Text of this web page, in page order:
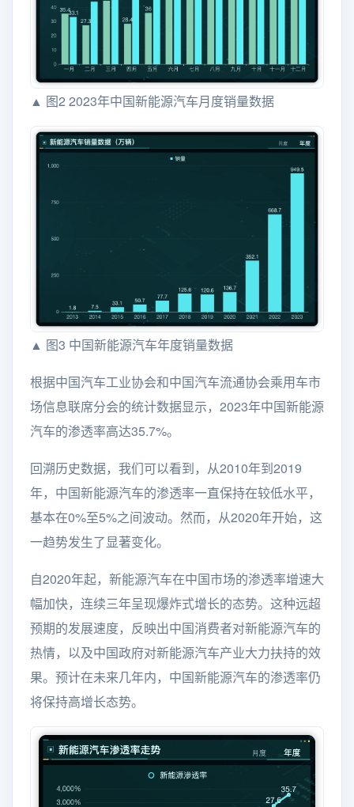
▲ 图2 2023年中国新能源汽车月度销量数据
▲ 图3 中国新能源汽车年度销量数据
根据中国汽车工业协会和中国汽车流通协会乘用车市
场信息联席分会的统计数据显示，2023年中国新能源
汽车的渗透率高达35.7%。
回溯历史数据，我们可以看到，从2010年到2019
年，中国新能源汽车的渗透率一直保持在较低水平，
基本在0%至5%之间波动。然而，从2020年开始，这
一趋势发生了显著变化。
自2020年起，新能源汽车在中国市场的渗透率增速大
幅加快，连续三年呈现爆炸式增长的态势。这种远超
预期的发展速度，反映出中国消费者对新能源汽车的
热情，以及中国政府对新能源汽车产业大力扶持的效
果。预计在未来几年内，中国新能源汽车的渗透率仍
将保持高增长态势。